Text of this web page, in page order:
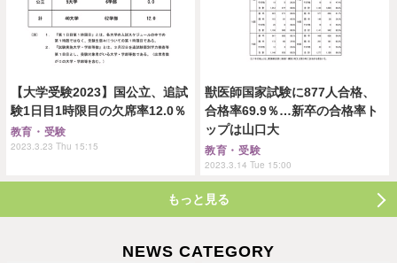
【大学受験2023】国公立、追試
験1日目1時限目の欠席率12.0％
教育・受験
2023.3.23 Thu 15:15
獣医師国家試験に877人合格、
合格率69.9％…新卒の合格率ト
ップは山口大
教育・受験
2023.3.14 Tue 15:00
もっと見る
NEWS CATEGORY